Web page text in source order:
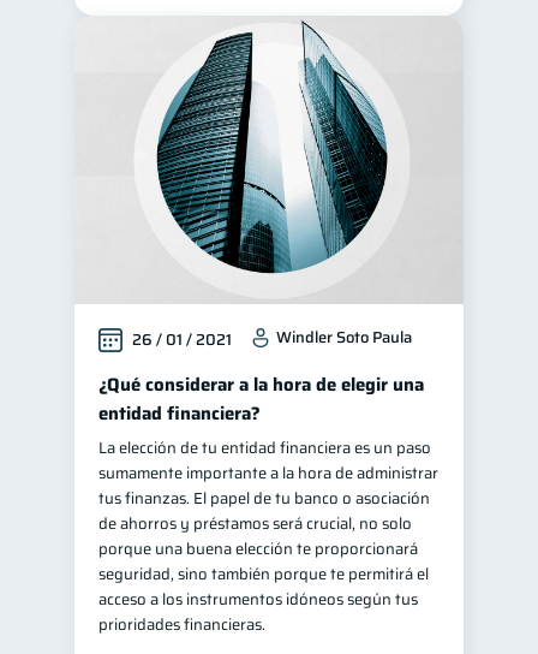
26 / 01 / 2021 Windler Soto Paula
¿Qué considerar a la hora de elegir una
entidad financiera?
La elección de tu entidad financiera es un paso
sumamente importante a la hora de administrar
tus finanzas. El papel de tu banco o asociación
de ahorros y préstamos será crucial, no solo
porque una buena elección te proporcionará
seguridad, sino también porque te permitirá el
acceso a los instrumentos idóneos según tus
prioridades financieras.